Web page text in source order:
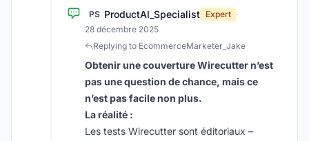
PS ProductAI_Specialist Expert ·
28 décembre 2025
Replying to EcommerceMarketer_Jake
Obtenir une couverture Wirecutter n’est
pas une question de chance, mais ce
n’est pas facile non plus.
La réalité :
Les tests Wirecutter sont éditoriaux –